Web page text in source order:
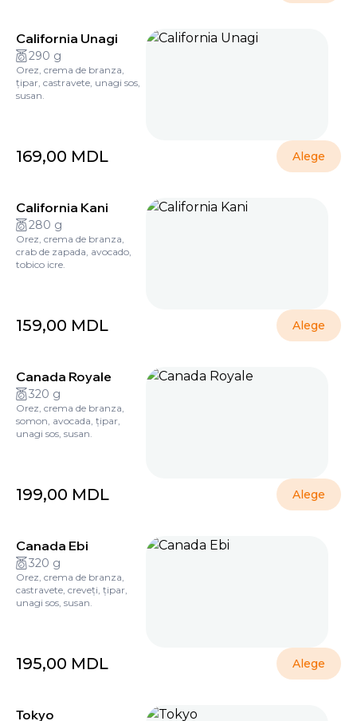
California Unagi
290 g
Orez, crema de branza,
țipar, castravete, unagi sos,
susan.
169,00 MDL Alege
California Kani
280 g
Orez, crema de branza,
crab de zapada, avocado,
tobico icre.
159,00 MDL Alege
Canada Royale
320 g
Orez, crema de branza,
somon, avocada, țipar,
unagi sos, susan.
199,00 MDL Alege
Canada Ebi
320 g
Orez, crema de branza,
castravete, creveți, țipar,
unagi sos, susan.
195,00 MDL Alege
Tokyo